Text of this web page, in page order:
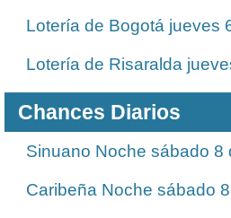
Lotería de Bogotá jueves
Lotería de Risaralda
Chances Diarios
Sinuano Noche sábado 8
Caribeña Noche sábado